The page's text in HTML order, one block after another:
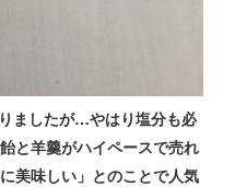
ましたが…やはり塩分も必
と羊羹がハイペースで売れ
美味しい」とのことで人気